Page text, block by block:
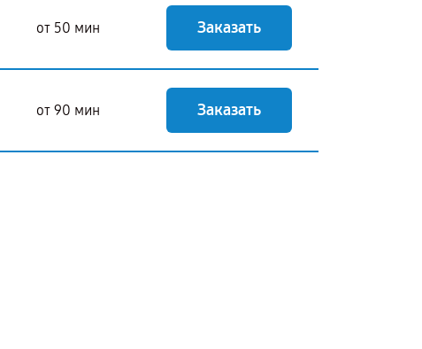
от 50 мин Заказать
от 90 мин Заказать